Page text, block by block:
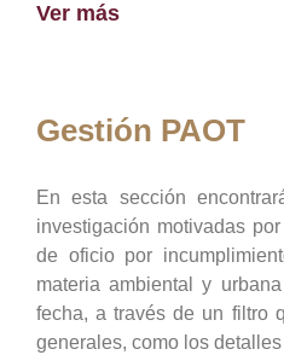
Ver más
Gestión PAOT
En esta sección
investigación motivadas
de oficio por
materia ambiental y
fecha, a través de un filtro
generales, como los